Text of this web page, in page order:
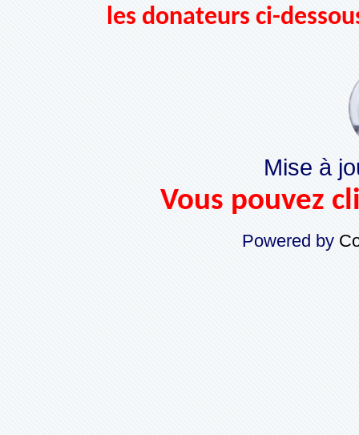
les donateurs ci-
Mise à
Vous pouvez
Powered by